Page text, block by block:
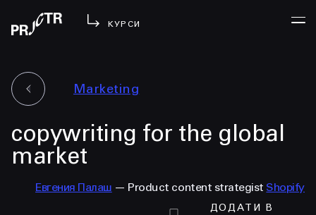
КУРСИ
МЕНЮ
у проджі
бібліотека
менторство
УВІЙТИ
Marketing
copywriting for the global
market
Евгения Палаш — Product content strategist Shopify
ДОДАТИ В